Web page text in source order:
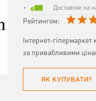
Доставляє на
Рейтингом:
Інтернет-
за привабливими
ЯК КУПУВАТИ?